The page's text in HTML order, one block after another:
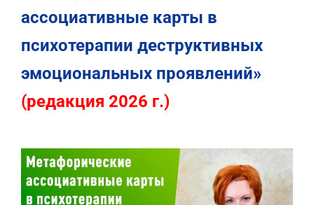
ассоциативные карты в
психотерапии деструктивных
эмоциональных проявлений»
(редакция 2026 г.)